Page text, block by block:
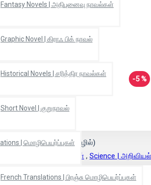
Fantasy Novels | அதிபுனைவு நாவல்கள்
Graphic Novel | கிராஃ பிக் நாவல்
Historical Novels | சரித்திர நாவல்கள்
Short Novel | குறுநாவல்
| மொழிபெயர்ப்புகள்
French Translations | பிரஞ்சு மொழிபெயர்ப்புகள்
-5 %
எஸ்.தோதாத்ரி(தமிழில்)
Books| சிறார் நூல்கள் , Science | அறிவியல்